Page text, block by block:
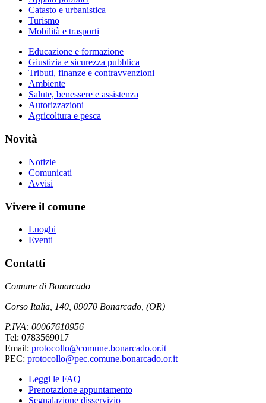
Catasto e urbanistica
Turismo
Mobilità e trasporti
Educazione e formazione
Giustizia e sicurezza pubblica
Tributi, finanze e contravvenzioni
Ambiente
Salute, benessere e assistenza
Autorizzazioni
Agricoltura e pesca
Novità
Notizie
Comunicati
Avvisi
Vivere il comune
Luoghi
Eventi
Contatti
Comune di Bonarcado
Corso Italia, 140, 09070 Bonarcado, (OR)
P.IVA: 00067610956
Tel: 0783569017
Email: protocollo@comune.bonarcado.or.it
PEC: protocollo@pec.comune.bonarcado.or.it
Leggi le FAQ
Prenotazione appuntamento
Segnalazione disservizio